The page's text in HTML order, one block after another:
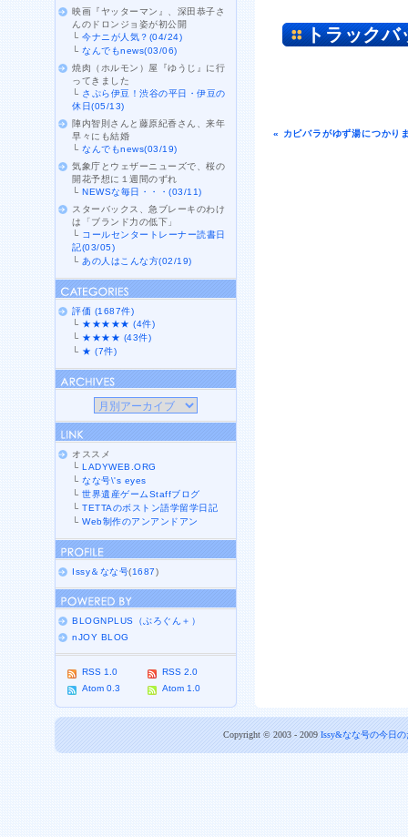
トラックバ
« カピバラがゆず湯につかり
映画『ヤッターマン』、深田恭子さ
んのドロンジョ姿が初公開
└今ナニが人気？(04/24)
└なんでもnews(03/06)
焼肉（ホルモン）屋『ゆうじ』に行
ってきました
└ さぷら伊豆！渋谷の平日・伊豆の
休日(05/13)
陣内智則さんと藤原紀香さん、来年
早々にも結婚
└なんでもnews(03/19)
気象庁とウェザーニューズで、桜の
開花予想に１週間のずれ
└NEWSな毎日・・・(03/11)
スターバックス、急ブレーキのわけ
は「ブランド力の低下」
└ コールセンタートレーナー読書日
記(03/05)
└ あの人はこんな方(02/19)
評価 (1687件)
└ ★★★★★ (4件)
└ ★★★★ (43件)
└ ★ (7件)
オススメ
└LADYWEB.ORG
└なな号\'s eyes
└世界遺産ゲームStaffブログ
└TETTAのボストン語学留学日記
└Web制作のアンアンドアン
Issy＆なな号(1687)
BLOGNPLUS（ぶろぐん＋）
nJOY BLOG
RSS 1.0
RSS 2.0
Atom 0.3
Atom 1.0
Copyright © 2003 - 2009 Issy&なな号の今日